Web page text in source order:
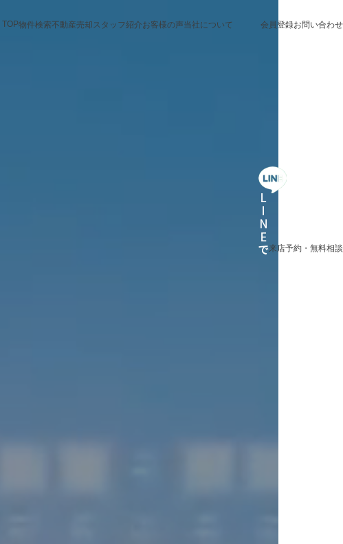
TOP物件検索不動産売却スタッフ紹介お客様の声当社について 会員登録お問い合わせ
来店予約・無料相談